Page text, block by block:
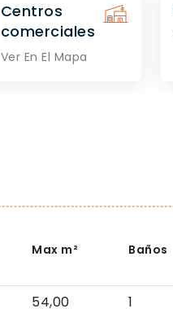
Centros
comerciales
Ver En El Mapa
Max m² Baños
54,00
1